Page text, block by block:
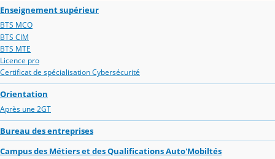
Enseignement supérieur
BTS MCO
BTS CIM
BTS MTE
Licence pro
Certificat de spécialisation Cybersécurité
Orientation
Après une 2GT
Bureau des entreprises
Campus des Métiers et des Qualifications Auto'Mobiltés